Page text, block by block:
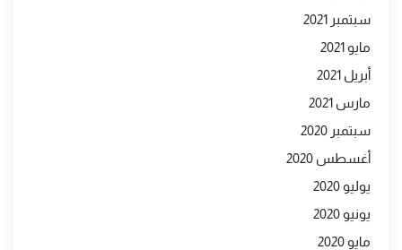
سبتمبر 2021
مايو 2021
أبريل 2021
مارس 2021
سبتمبر 2020
أغسطس 2020
يوليو 2020
يونيو 2020
مايو 2020